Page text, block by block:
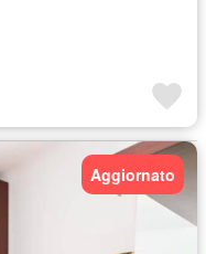
Aggiornato